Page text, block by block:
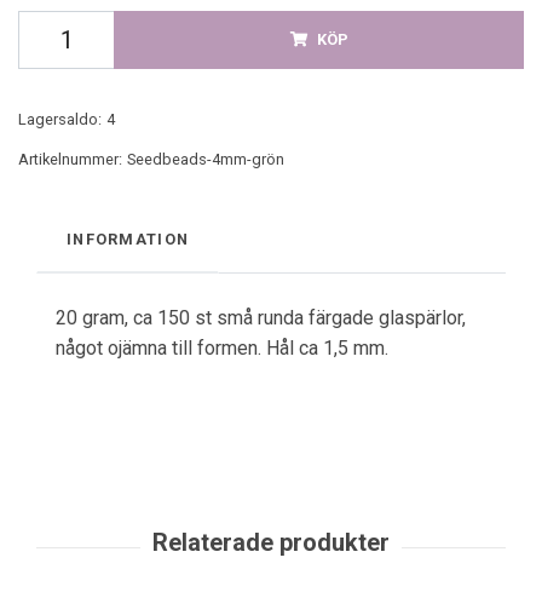
KÖP
Lagersaldo: 4
Artikelnummer: Seedbeads-4mm-grön
INFORMATION
20 gram, ca 150 st små runda färgade glaspärlor,
något ojämna till formen. Hål ca 1,5 mm.